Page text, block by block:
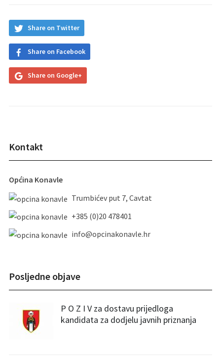
Share on Twitter
Share on Facebook
Share on Google+
Kontakt
Općina Konavle
Trumbićev put 7, Cavtat
+385 (0)20 478401
info@opcinakonavle.hr
Posljedne objave
P O Z I V za dostavu prijedloga
kandidata za dodjelu javnih priznanja